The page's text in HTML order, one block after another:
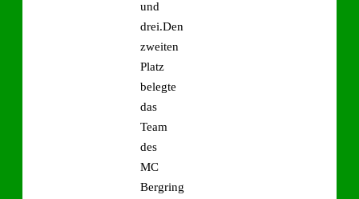
und
drei.Den
zweiten
Platz
belegte
das
Team
des
MC
Bergring